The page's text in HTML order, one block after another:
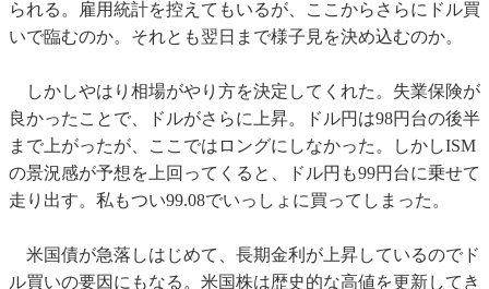
られる。雇用統計を控えてもいるが、ここからさらにドル買
いで臨むのか。それとも翌日まで様子見を決め込むのか。
しかしやはり相場がやり方を決定してくれた。失業保険が
良かったことで、ドルがさらに上昇。ドル円は98円台の後半
まで上がったが、ここではロングにしなかった。しかしISM
の景況感が予想を上回ってくると、ドル円も99円台に乗せて
走り出す。私もつい99.08でいっしょに買ってしまった。
米国債が急落しはじめて、長期金利が上昇しているのでド
ル買いの要因にもなる。米国株は歴史的な高値を更新してき